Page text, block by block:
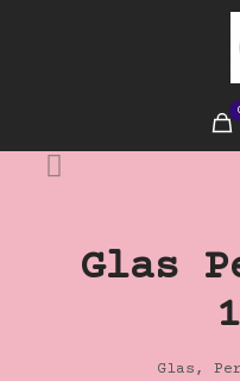
Glas
Glas,